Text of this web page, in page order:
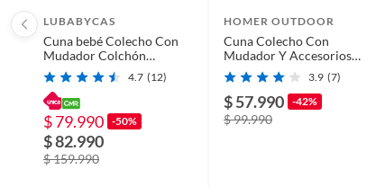
LUBABYCAS
Cuna bebé Colecho Con
Mudador Colchón
Mosquitero Rosada
Lubabycas
4.7 (12)
$ 79.990 -50%
$ 82.990
$ 159.990
HOMER OUTDOOR
Cuna Colecho Con
Mudador Y Accesorios
verde oscuro Homer
3.9 (7)
$ 57.990 -42%
$ 99.990